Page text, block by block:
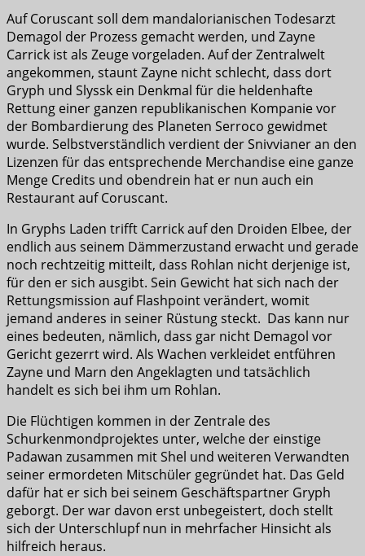
Auf Coruscant soll dem mandalorianischen Todesarzt
Demagol der Prozess gemacht werden, und Zayne
Carrick ist als Zeuge vorgeladen. Auf der Zentralwelt
angekommen, staunt Zayne nicht schlecht, dass dort
Gryph und Slyssk ein Denkmal für die heldenhafte
Rettung einer ganzen republikanischen Kompanie vor
der Bombardierung des Planeten Serroco gewidmet
wurde. Selbstverständlich verdient der Snivvianer an den
Lizenzen für das entsprechende Merchandise eine ganze
Menge Credits und obendrein hat er nun auch ein
Restaurant auf Coruscant.
In Gryphs Laden trifft Carrick auf den Droiden Elbee, der
endlich aus seinem Dämmerzustand erwacht und gerade
noch rechtzeitig mitteilt, dass Rohlan nicht derjenige ist,
für den er sich ausgibt. Sein Gewicht hat sich nach der
Rettungsmission auf Flashpoint verändert, womit
jemand anderes in seiner Rüstung steckt. Das kann nur
eines bedeuten, nämlich, dass gar nicht Demagol vor
Gericht gezerrt wird. Als Wachen verkleidet entführen
Zayne und Marn den Angeklagten und tatsächlich
handelt es sich bei ihm um Rohlan.
Die Flüchtigen kommen in der Zentrale des
Schurkenmondprojektes unter, welche der einstige
Padawan zusammen mit Shel und weiteren Verwandten
seiner ermordeten Mitschüler gegründet hat. Das Geld
dafür hat er sich bei seinem Geschäftspartner Gryph
geborgt. Der war davon erst unbegeistert, doch stellt
sich der Unterschlupf nun in mehrfacher Hinsicht als
hilfreich heraus.